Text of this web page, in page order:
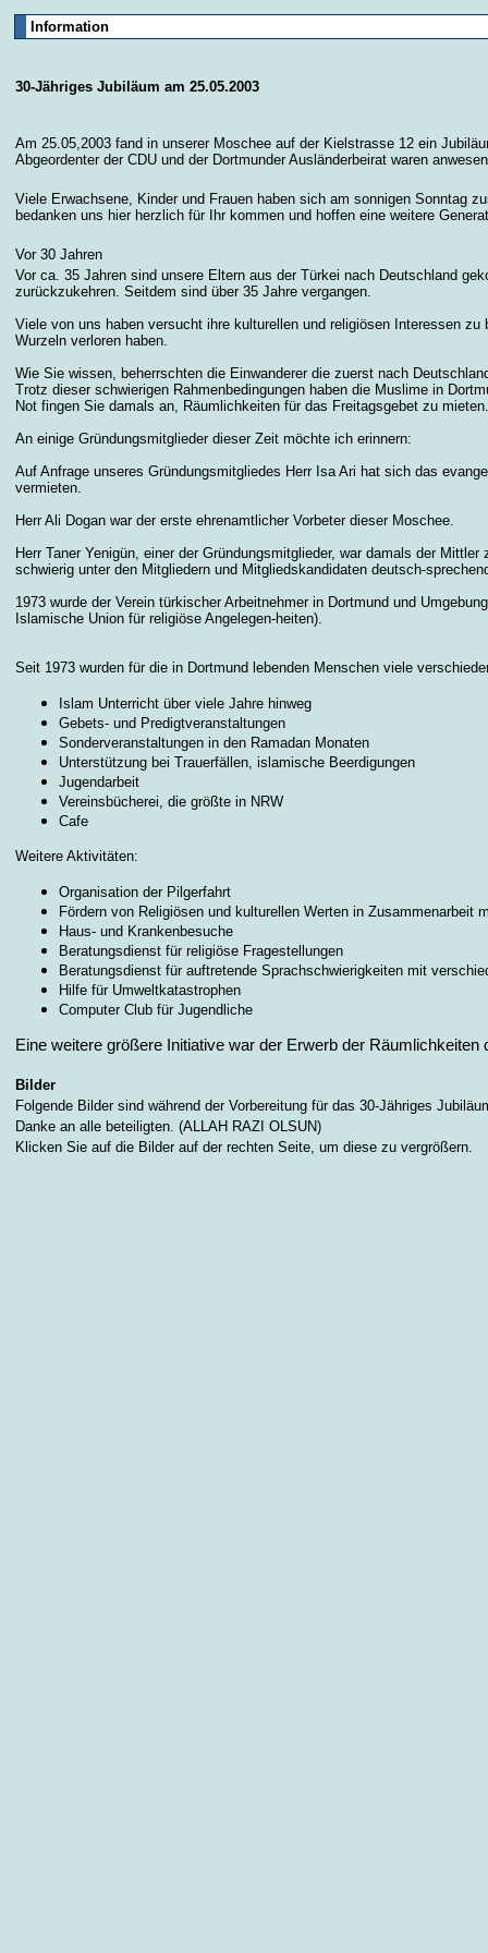
Information
30-Jähriges Jubiläum am 25.05.2003
Am 25.05,2003 fand in unserer Moschee auf der Kielstrasse 12 ein
Abgeordenter der CDU und der Dortmunder Ausländerbeirat waren
Viele Erwachsene, Kinder und Frauen haben sich am sonnigen Sonntag
bedanken uns hier herzlich für Ihr kommen und hoffen eine weitere
Vor 30 Jahren
Vor ca. 35 Jahren sind unsere Eltern aus der Türkei nach Deutschland
zurückzukehren. Seitdem sind über 35 Jahre vergangen.
Viele von uns haben versucht ihre kulturellen und religiösen Interessen
Wurzeln verloren haben.
Wie Sie wissen, beherrschten die Einwanderer die zuerst nach
Trotz dieser schwierigen Rahmenbedingungen haben die Muslime in
Not fingen Sie damals an, Räumlichkeiten für das Freitagsgebet zu
An einige Gründungsmitglieder dieser Zeit möchte ich erinnern:
Auf Anfrage unseres Gründungsmitgliedes Herr Isa Ari hat sich das
vermieten.
Herr Ali Dogan war der erste ehrenamtlicher Vorbeter dieser Moschee.
Herr Taner Yenigün, einer der Gründungsmitglieder, war damals der
schwierig unter den Mitgliedern und Mitgliedskandidaten deutsch-
1973 wurde der Verein türkischer Arbeitnehmer in Dortmund und
Islamische Union für religiöse Angelegen-heiten).
Seit 1973 wurden für die in Dortmund lebenden Menschen viele
Islam Unterricht über viele Jahre hinweg
Gebets- und Predigtveranstaltungen
Sonderveranstaltungen in den Ramadan Monaten
Unterstützung bei Trauerfällen, islamische Beerdigungen
Jugendarbeit
Vereinsbücherei, die größte in NRW
Cafe
Weitere Aktivitäten:
Organisation der Pilgerfahrt
Fördern von Religiösen und kulturellen Werten in Zusammenarbeit
Haus- und Krankenbesuche
Beratungsdienst für religiöse Fragestellungen
Beratungsdienst für auftretende Sprachschwierigkeiten mit
Hilfe für Umweltkatastrophen
Computer Club für Jugendliche
Eine weitere größere Initiative war der Erwerb der Räumlichkeiten
Bilder
Folgende Bilder sind während der Vorbereitung für das 30-Jähriges
Danke an alle beteiligten. (ALLAH RAZI OLSUN)
Klicken Sie auf die Bilder auf der rechten Seite, um diese zu vergrößern.